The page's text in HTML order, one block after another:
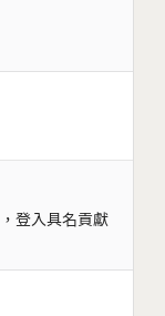
登入具名貢獻